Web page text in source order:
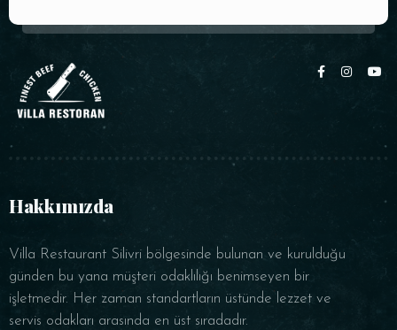
Hakkımızda
Villa Restaurant Silivri bölgesinde bulunan ve kurulduğu
günden bu yana müşteri odaklılığı benimseyen bir
işletmedir. Her zaman standartların üstünde lezzet ve
servis odakları arasında en üst sıradadır.